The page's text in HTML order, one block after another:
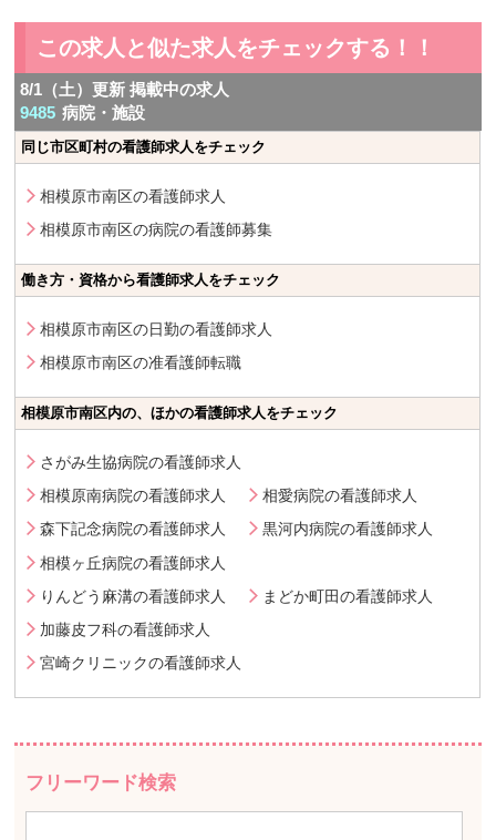
この求人と似た求人をチェックする！！
8/1（土）更新 掲載中の求人
9485 病院・施設
同じ市区町村の看護師求人をチェック
相模原市南区の看護師求人
相模原市南区の病院の看護師募集
働き方・資格から看護師求人をチェック
相模原市南区の日勤の看護師求人
相模原市南区の准看護師転職
相模原市南区内の、ほかの看護師求人をチェック
さがみ生協病院の看護師求人
相模原南病院の看護師求人
相愛病院の看護師求人
森下記念病院の看護師求人
黒河内病院の看護師求人
相模ヶ丘病院の看護師求人
りんどう麻溝の看護師求人
まどか町田の看護師求人
加藤皮フ科の看護師求人
宮崎クリニックの看護師求人
フリーワード検索